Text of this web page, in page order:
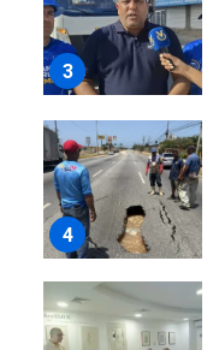
3
4